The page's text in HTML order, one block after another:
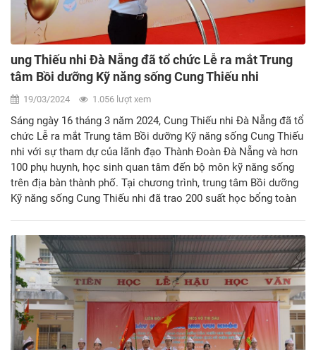
ung Thiếu nhi Đà Nẵng đã tổ chức Lễ ra mắt Trung
tâm Bồi dưỡng Kỹ năng sống Cung Thiếu nhi
19/03/2024 1.056 lượt xem
Sáng ngày 16 tháng 3 năm 2024, Cung Thiếu nhi Đà Nẵng đã tổ
chức Lễ ra mắt Trung tâm Bồi dưỡng Kỹ năng sống Cung Thiếu
nhi với sự tham dự của lãnh đạo Thành Đoàn Đà Nẵng và hơn
100 phụ huynh, học sinh quan tâm đến bộ môn kỹ năng sống
trên địa bàn thành phố. Tại chương trình, trung tâm Bồi dưỡng
Kỹ năng sống Cung Thiếu nhi đã trao 200 suất học bổng toàn
Châu và Cẩm Lệ. Trung tâm Bồi dưỡng kỹ năng sống Cung
Thiếu nhi hứa hẹn là sẽ nơi giúp các em thiếu nhi có thêm
nhiều trải nghiệm thú vị trong học tập với những hoạt động
thực tế, rèn luyện kĩ năng sống và thái độ sống, trang bị những
kiến thức bổ ích làm hành trang vững chắc cho các em trong
tương lai. Ngay sau chương trình, phụ huynh và học sinh cũng
được tham gia trải nghiệm không gian đọc sách Cung Thiếu